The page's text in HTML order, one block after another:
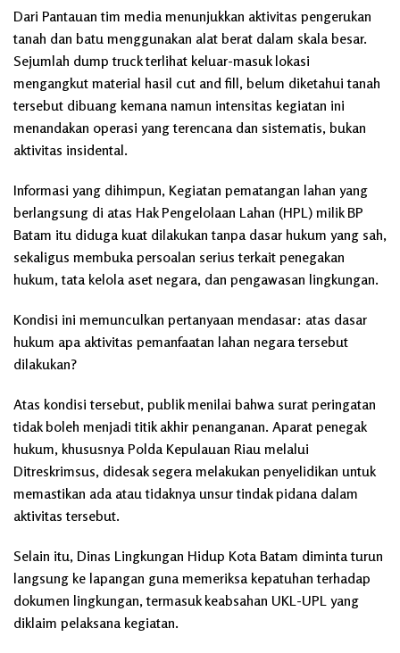
Dari Pantauan tim media menunjukkan aktivitas pengerukan
tanah dan batu menggunakan alat berat dalam skala besar.
Sejumlah dump truck terlihat keluar-masuk lokasi
mengangkut material hasil cut and fill, belum diketahui tanah
tersebut dibuang kemana namun intensitas kegiatan ini
menandakan operasi yang terencana dan sistematis, bukan
aktivitas insidental.
Informasi yang dihimpun, Kegiatan pematangan lahan yang
berlangsung di atas Hak Pengelolaan Lahan (HPL) milik BP
Batam itu diduga kuat dilakukan tanpa dasar hukum yang sah,
sekaligus membuka persoalan serius terkait penegakan
hukum, tata kelola aset negara, dan pengawasan lingkungan.
Kondisi ini memunculkan pertanyaan mendasar: atas dasar
hukum apa aktivitas pemanfaatan lahan negara tersebut
dilakukan?
Atas kondisi tersebut, publik menilai bahwa surat peringatan
tidak boleh menjadi titik akhir penanganan. Aparat penegak
hukum, khususnya Polda Kepulauan Riau melalui
Ditreskrimsus, didesak segera melakukan penyelidikan untuk
memastikan ada atau tidaknya unsur tindak pidana dalam
aktivitas tersebut.
Selain itu, Dinas Lingkungan Hidup Kota Batam diminta turun
langsung ke lapangan guna memeriksa kepatuhan terhadap
dokumen lingkungan, termasuk keabsahan UKL-UPL yang
diklaim pelaksana kegiatan.